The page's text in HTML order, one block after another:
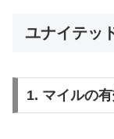
ユナイテッ
1. マイルの